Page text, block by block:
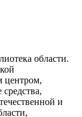
области.
центром,
и